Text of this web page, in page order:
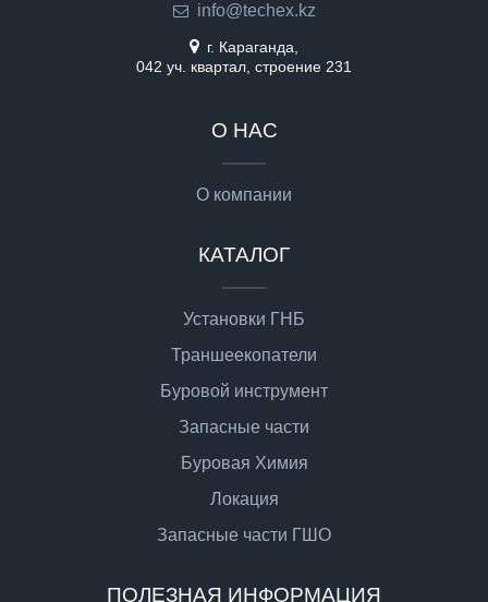
info@techex.kz
г. Караганда,
042 уч. квартал, строение 231
О НАС
О компании
КАТАЛОГ
Установки ГНБ
Траншеекопатели
Буровой инструмент
Запасные части
Буровая Химия
Локация
Запасные части ГШО
ПОЛЕЗНАЯ ИНФОРМАЦИЯ